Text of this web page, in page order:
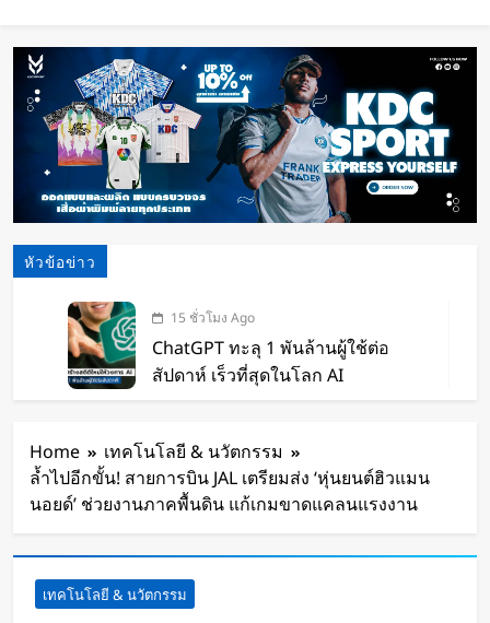
โซลูชั่น
หัวข้อข่าว
15 ชั่วโมง Ago
ChatGPT ทะลุ 1 พันล้านผู้ใช้ต่อ
สัปดาห์ เร็วที่สุดในโลก AI
ชั้นบน รองรับผู้โดยสารได้ 7 ที่นั่ง
17 ชั่วโมง Ago
อิเล็กทรอนิกส์” ที่รับรู้การสัมผัสและ
ซ่อมแซมตัวเองใต้น้ำได้
18 ชั่วโมง Ago
K-18M โดรนรบฝีมือคนไทย ทดสอบ
Home
เทคโนโลยี & นวัตกรรม
ล้ำไปอีกขั้น! สายการบิน JAL เตรียมส่ง ‘หุ่นยนต์ฮิวแมน
นอยด์’ ช่วยงานภาคพื้นดิน แก้เกมขาดแคลนแรงงาน
เทคโนโลยี & นวัตกรรม